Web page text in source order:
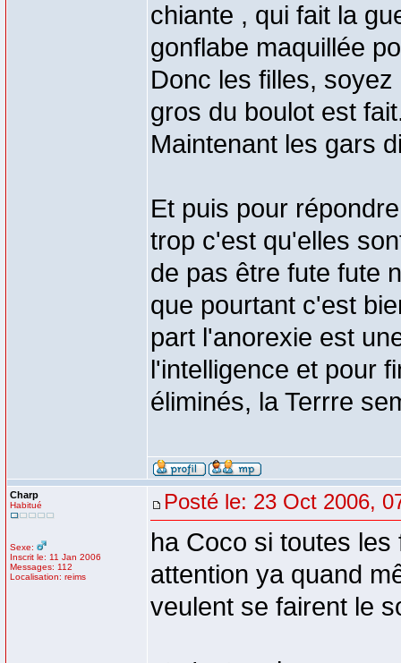
chiante , qui fait la
gonflabe maquillée
Donc les filles,
gros du boulot est
Maintenant les gars
Et puis pour
trop c'est qu'elles
de pas être fute fute
que pourtant c'est
part l'anorexie est
l'intelligence et pour
éliminés, la Terrre
Charp
Habitué
Sexe:
Inscrit le: 11 Jan 2006
Messages: 112
Localisation: reims
Posté le: 23 Oct 2006,
ha Coco si toutes
attention ya quand
veulent se fairent le